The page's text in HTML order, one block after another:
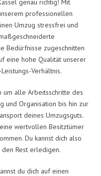
genau richtig! Mit
professionellen
Umzug stressfrei und
Bedürfnisse zugeschnitten
eine hohe Qualität unserer
Verhältnis.
um alle Arbeitsschritte des
und Organisation bis hin zur
deines Umzugsguts.
wertvollen Besitztümer
Du kannst dich also
Rest erledigen.
du dich auf einen